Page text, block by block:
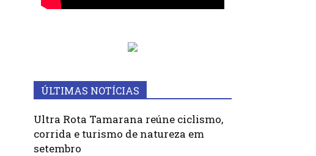
ÚLTIMAS NOTÍCIAS
Ultra Rota Tamarana reúne ciclismo,
corrida e turismo de natureza em
setembro